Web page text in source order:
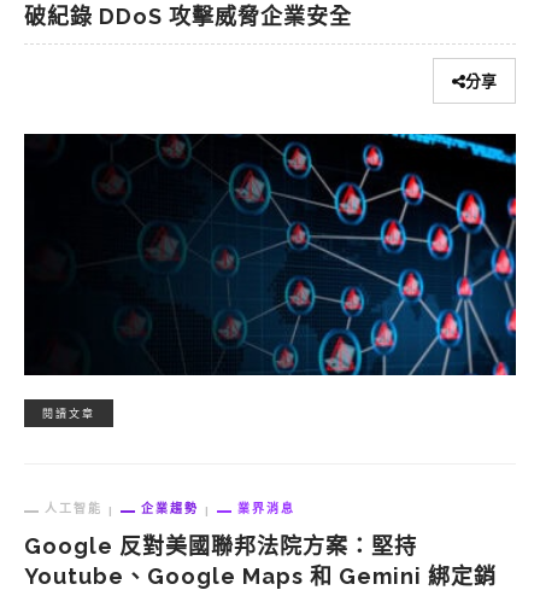
破紀錄 DDoS 攻擊威脅企業安全
分享
閱讀文章
人工智能 企業趨勢 業界消息
Google 反對美國聯邦法院方案：堅持
Youtube、Google Maps 和 Gemini 綁定銷